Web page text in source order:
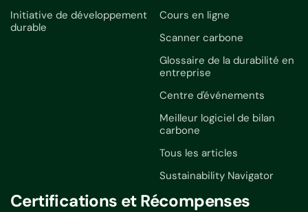
Initiative de développement
durable
Cours en ligne
Scanner carbone
Glossaire de la durabilité en
entreprise
Centre d'événements
Meilleur logiciel de bilan
carbone
Tous les articles
Sustainability Navigator
Certifications et Récompenses